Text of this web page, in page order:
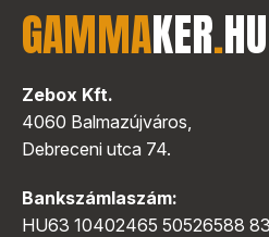
GAMMAKER.HU
Zebox Kft.
4060 Balmazújváros,
Debreceni utca 74.
Bankszámlaszám:
HU63 10402465 50526588